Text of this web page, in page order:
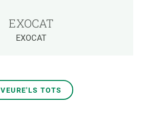
EXOCAT
EXOCAT
VEURE'LS TOTS